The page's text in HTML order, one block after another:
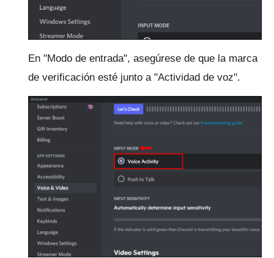
En "Modo de entrada", asegúrese de que la marca
de verificación esté junto a "Actividad de voz".